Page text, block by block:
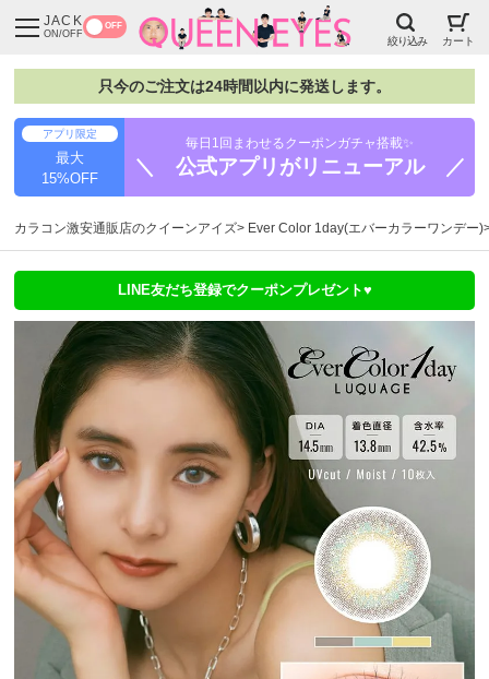
JACK
ON/OFF
OFF
絞り込み カート
只今のご注文は24時間以内に発送します。
アプリ限定
最大
15%OFF
毎日1回まわせるクーポンガチャ搭載✨
＼ 公式アプリがリニューアル ／
カラコン激安通販店のクイーンアイズ Ever Color 1day(エバーカラーワンデー)
LINE友だち登録でクーポンプレゼント♥